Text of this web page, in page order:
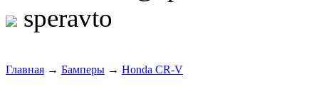
speravto
Главная → Бамперы → Honda CR-V